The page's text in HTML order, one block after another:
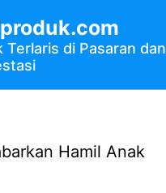
di Pasaran dan
Hamil Anak